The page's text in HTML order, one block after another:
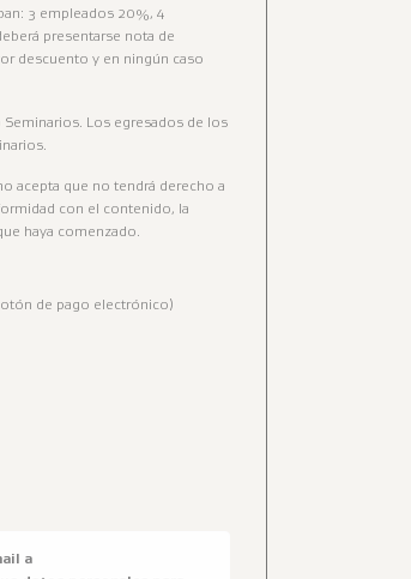
3 empleados 20%, 4
presentarse nota de
descuento y en ningún caso
Los egresados de los
acepta que no tendrá derecho a
con el contenido, la
haya comenzado.
de pago electrónico)
a